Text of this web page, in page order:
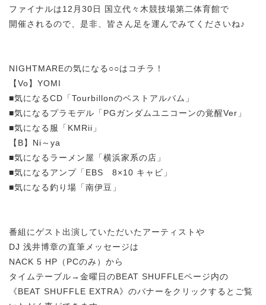
ファイナルは12月30日 国立代々木競技場第二体育館で
開催されるので、是非、皆さん足を運んでみてくださいね♪
NIGHTMAREの気になる○○はコチラ！
【Vo】YOMI
■気になるCD「Tourbillonのベストアルバム」
■気になるプラモデル「PGガンダムユニコーンの覚醒Ver」
■気になる服「KMRii」
【B】Ni～ya
■気になるラーメン屋「横浜家系の店」
■気になるアンプ「EBS 8×10 キャビ」
■気になる釣り場「南伊豆」
番組にゲスト出演していただいたアーティストや
DJ 浅井博章の直筆メッセージは
NACK 5 HP（PCのみ）から
タイムテーブル→金曜日のBEAT SHUFFLEページ内の
《BEAT SHUFFLE EXTRA》のバナーをクリックするとご覧